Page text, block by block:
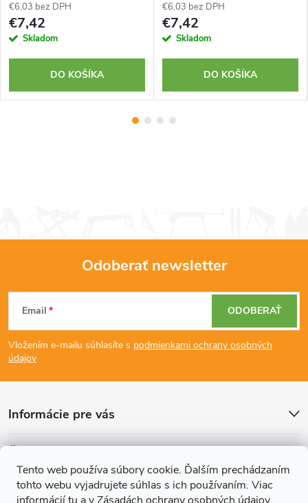
Tento web používa súbory cookie. Ďalším prechádzaním
tohto webu vyjadrujete súhlas s ich používaním. Viac
€6,03 bez DPH
€7,42
Skladom
DO KOŠÍKA
€6,03 bez DPH
€7,42
Skladom
DO KOŠÍKA
Z
á
p
ä
t
Odoberať newsletter
Email
Vložením e-mailu súhlasíte s podmienkami ochrany osobných
údajov
ODOBERAŤ
Informácie pre vás
Prijímame online platby